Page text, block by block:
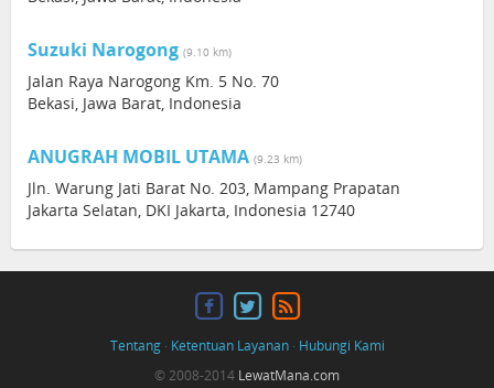
Suzuki Narogong (9.10 km)
Jalan Raya Narogong Km. 5 No. 70
Bekasi, Jawa Barat, Indonesia
ANUGRAH MOBIL UTAMA (9.23 km)
Jln. Warung Jati Barat No. 203, Mampang Prapatan
Jakarta Selatan, DKI Jakarta, Indonesia 12740
Tentang· Ketentuan Layanan· Hubungi Kami
© 2008-2014 LewatMana.com